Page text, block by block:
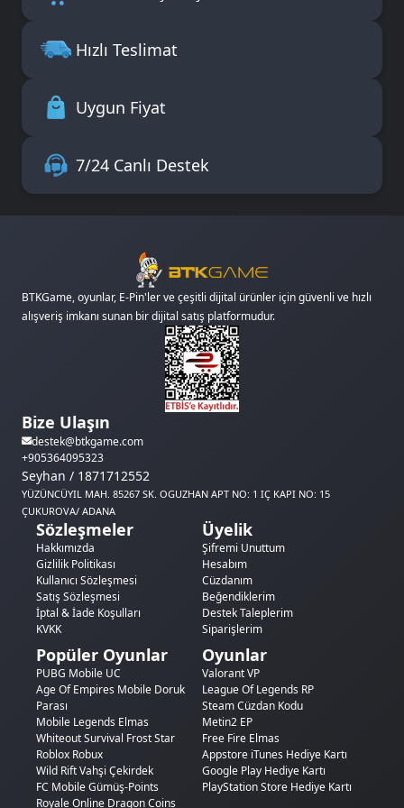
Hızlı Teslimat
Uygun Fiyat
7/24 Canlı Destek
BTKGame, oyunlar, E-Pin'ler ve çeşitli dijital ürünler için güvenli ve hızlı
alışveriş imkanı sunan bir dijital satış platformudur.
Bize Ulaşın
destek@btkgame.com
+905364095323
Seyhan / 1871712552
YÜZÜNCÜYIL MAH. 85267 SK. OGUZHAN APT NO: 1 IÇ KAPI NO: 15
ÇUKUROVA/ ADANA
Sözleşmeler
Hakkımızda
Gizlilik Politikası
Kullanıcı Sözleşmesi
Satış Sözleşmesi
İptal & İade Koşulları
KVKK
Üyelik
Şifremi Unuttum
Hesabım
Cüzdanım
Beğendiklerim
Destek Taleplerim
Siparişlerim
Popüler Oyunlar
PUBG Mobile UC
Age Of Empires Mobile Doruk
Parası
Mobile Legends Elmas
Whiteout Survival Frost Star
Roblox Robux
Wild Rift Vahşi Çekirdek
FC Mobile Gümüş-Points
Royale Online Dragon Coins
Oyunlar
Valorant VP
League Of Legends RP
Steam Cüzdan Kodu
Metin2 EP
Free Fire Elmas
Appstore iTunes Hediye Kartı
Google Play Hediye Kartı
PlayStation Store Hediye Kartı